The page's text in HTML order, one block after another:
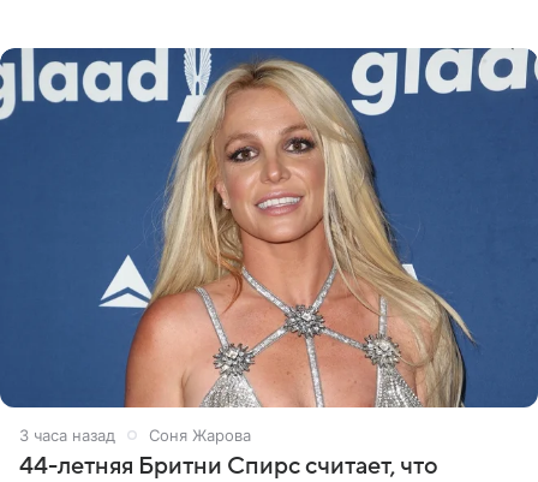
3 часа назад Соня Жарова
44-летняя Бритни Спирс считает, что